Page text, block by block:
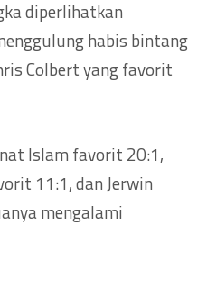
diperlihatkan
habis bintang
Colbert yang favorit
Islam favorit 20:1,
11:1, dan Jerwin
mengalami